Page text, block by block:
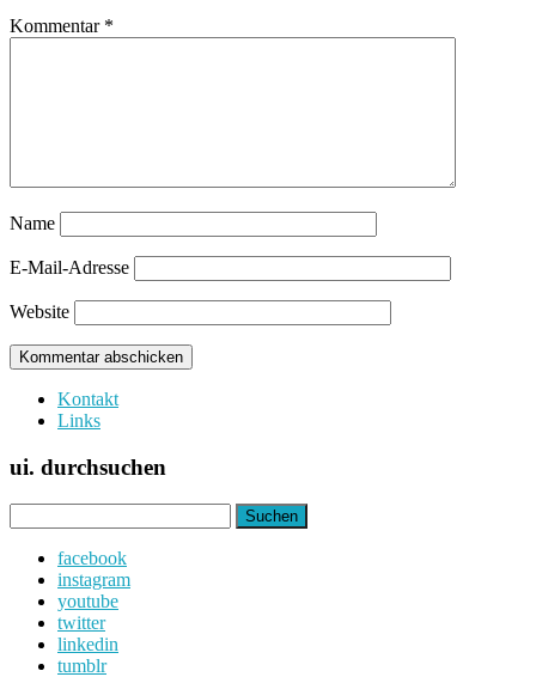
Kommentar *
Name
E-Mail-Adresse
Website
Kontakt
Links
ui. durchsuchen
nach:
facebook
instagram
youtube
twitter
linkedin
tumblr